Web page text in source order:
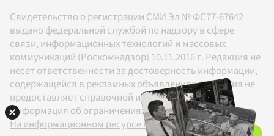
Свидетельство о регистрации СМИ Эл № ФС77-67642
выдано федеральной службой по надзору в сфере
связи, информационных технологий и массовых
коммуникаций (Роскомнадзор) 10.11.2016 г. Редакция не
несет ответственности за достоверность информации,
содержащейся в рекламных объявлениях. Редакция не
предоставляет справочной информации.
Информация об ограничениях
На информационном ресурсе применяются